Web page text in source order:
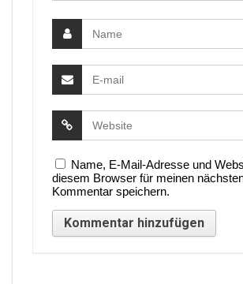
Name, E-Mail-Adresse und
diesem Browser für meinen
Kommentar speichern.